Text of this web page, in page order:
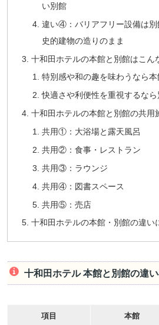
い別館
違い④：バリアフリー設備は別
史的建物の造りのまま
十和田ホテルの本館と別館はこん
特別感や和の趣を味わうなら本
快適さや利便性を重視するなら
十和田ホテルの本館と別館の共用
共用①：大浴場と露天風呂
共用②：食事・レストラン
共用③：ラウンジ
共用④：図書スペース
共用⑤：売店
十和田ホテルの本館・別館の違い
十和田ホテル 本館と別館の違
項目 本館